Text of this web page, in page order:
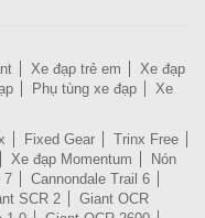
Xe đạp trẻ em
Xe đạp
Phụ tùng xe đạp
Xe
Fixed Gear
Trinx Free
Xe đạp Momentum
Nón
7
Cannondale Trail 6
SCR 2
Giant OCR